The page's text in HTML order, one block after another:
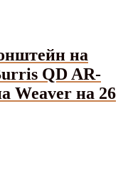
на
QD AR-
Weaver на 26